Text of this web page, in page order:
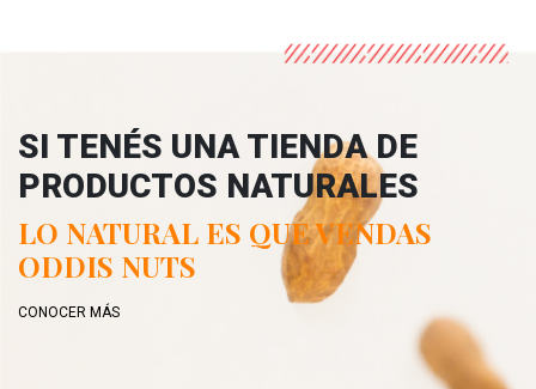
SI TENÉS UNA TIENDA DE
PRODUCTOS NATURALES
LO NATURAL ES QUE VENDAS
ODDIS NUTS
CONOCER MÁS